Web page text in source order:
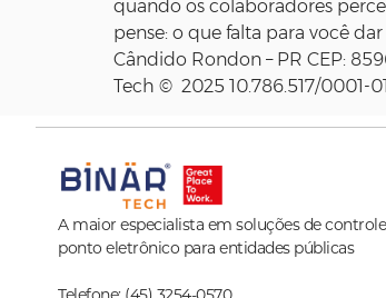
quando os colaboradores
pense: o que falta para você dar
Cândido Rondon – PR CEP:
Tech © 2025 10.786.517/0001-01
A maior especialista em soluções de
ponto eletrônico para entidades públicas